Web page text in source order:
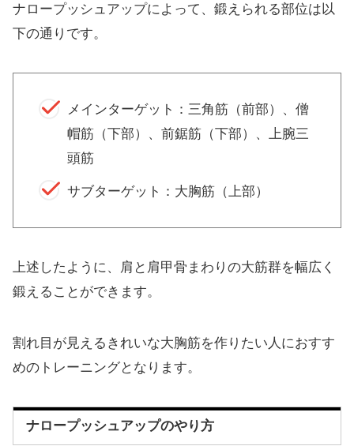
ナロープッシュアップによって、鍛えられる部位は以
下の通りです。
メインターゲット：三角筋（前部）、僧
帽筋（下部）、前鋸筋（下部）、上腕三
頭筋
サブターゲット：大胸筋（上部）
上述したように、肩と肩甲骨まわりの大筋群を幅広く
鍛えることができます。
割れ目が見えるきれいな大胸筋を作りたい人におすす
めのトレーニングとなります。
ナロープッシュアップのやり方